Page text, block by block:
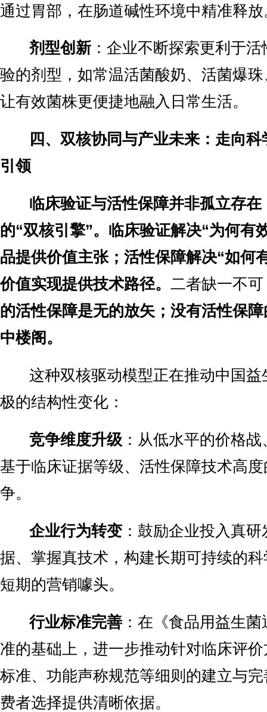
通过胃部，在肠道碱性环境中精准释放
剂型创新 ：企业不断探索更利于
验的剂型，如常温活菌酸奶、活菌爆
让有效菌株更便捷地融入日常生活。
四、双核协同与产业未来：走向
引领
临床验证与活性保障并非孤立存
的“双核引擎”。临床验证解决“为何有
品提供价值主张；活性保障解决“如何
价值实现提供技术路径。 二者缺一不可
的活性保障是无的放矢；没有活性保
中楼阁。
这种双核驱动模型正在推动中国益
极的结构性变化：
竞争维度升级 ：从低水平的价格
基于临床证据等级、活性保障技术高
争。
企业行为转变 ：鼓励企业投入真
据、掌握真技术，构建长期可持续的
短期的营销噱头。
行业标准完善 ：在《食品用益生
准的基础上，进一步推动针对临床评
标准、功能声称规范等细则的建立与
费者选择提供清晰依据。